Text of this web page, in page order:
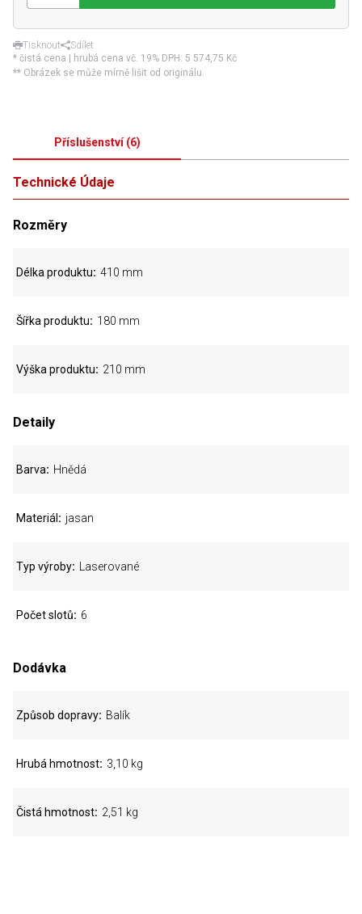
Tisknout
Sdílet
* čistá cena | hrubá cena vč. 19% DPH: 5 574,75 Kč
** Obrázek se může mírně lišit od originálu.
Příslušenství(6)
Technické Údaje
Rozměry
Délka produktu 410 mm
Šířka produktu 180 mm
Výška produktu 210 mm
Detaily
Barva Hnědá
Materiál jasan
Typ výroby Laserované
Počet slotů 6
Dodávka
Způsob dopravy Balík
Hrubá hmotnost 3,10 kg
Čistá hmotnost 2,51 kg